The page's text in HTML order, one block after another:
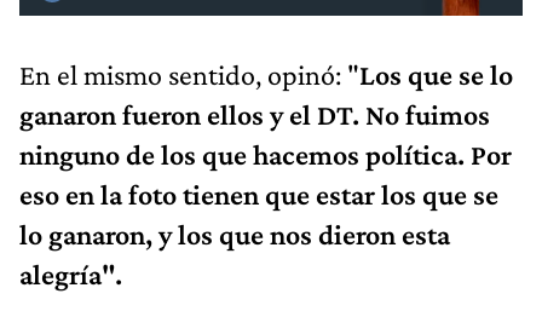
En el mismo sentido, opinó: "Los que se lo
ganaron fueron ellos y el DT. No fuimos
ninguno de los que hacemos política. Por
eso en la foto tienen que estar los que se
lo ganaron, y los que nos dieron esta
alegría".